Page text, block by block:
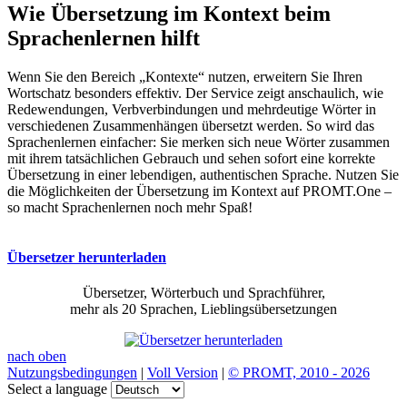
Wie Übersetzung im Kontext beim
Sprachenlernen hilft
Wenn Sie den Bereich „Kontexte“ nutzen, erweitern Sie Ihren
Wortschatz besonders effektiv. Der Service zeigt anschaulich, wie
Redewendungen, Verbverbindungen und mehrdeutige Wörter in
verschiedenen Zusammenhängen übersetzt werden. So wird das
Sprachenlernen einfacher: Sie merken sich neue Wörter zusammen
mit ihrem tatsächlichen Gebrauch und sehen sofort eine korrekte
Übersetzung in einer lebendigen, authentischen Sprache. Nutzen Sie
die Möglichkeiten der Übersetzung im Kontext auf PROMT.One –
so macht Sprachenlernen noch mehr Spaß!
Übersetzer herunterladen
Übersetzer, Wörterbuch und Sprachführer,
mehr als 20 Sprachen, Lieblingsübersetzungen
nach oben
Nutzungsbedingungen | Voll Version | © PROMT, 2010 - 2026
Select a language